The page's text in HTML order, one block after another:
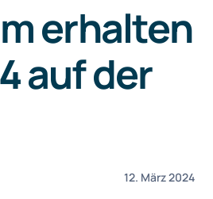
erhalten
auf der
12. März 2024